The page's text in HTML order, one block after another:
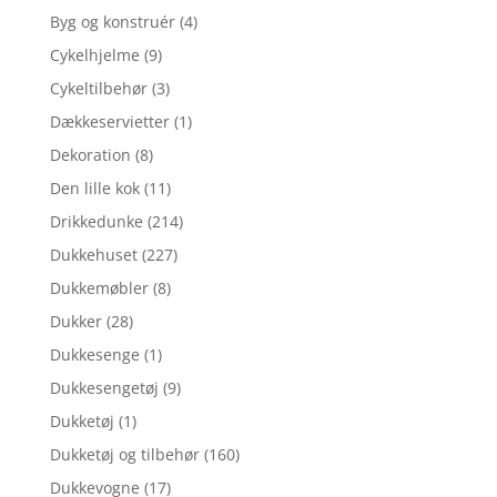
Byg og konstruér (4)
Cykelhjelme (9)
Cykeltilbehør (3)
Dækkeservietter (1)
Dekoration (8)
Den lille kok (11)
Drikkedunke (214)
Dukkehuset (227)
Dukkemøbler (8)
Dukker (28)
Dukkesenge (1)
Dukkesengetøj (9)
Dukketøj (1)
Dukketøj og tilbehør (160)
Dukkevogne (17)